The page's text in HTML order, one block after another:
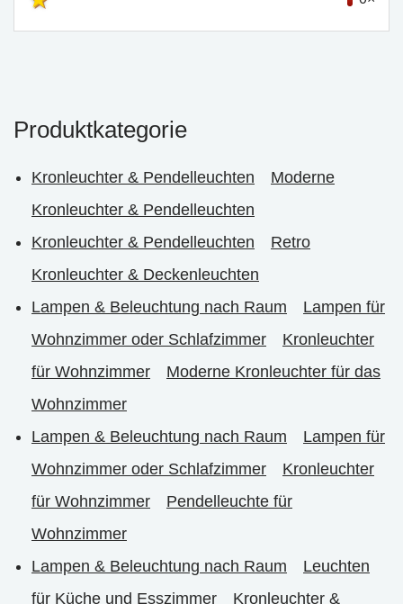
Produktkategorie
Kronleuchter & Pendelleuchten
Moderne
Kronleuchter & Pendelleuchten
Kronleuchter & Pendelleuchten
Retro
Kronleuchter & Deckenleuchten
Lampen & Beleuchtung nach Raum
Lampen für
Wohnzimmer oder Schlafzimmer
Kronleuchter
für Wohnzimmer
Moderne Kronleuchter für das
Wohnzimmer
Lampen & Beleuchtung nach Raum
Lampen für
Wohnzimmer oder Schlafzimmer
Kronleuchter
für Wohnzimmer
Pendelleuchte für
Wohnzimmer
Lampen & Beleuchtung nach Raum
Leuchten
für Küche und Esszimmer
Kronleuchter &